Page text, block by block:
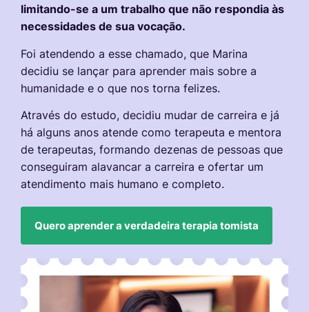
limitando-se a um trabalho que não respondia às
necessidades de sua vocação.
Foi atendendo a esse chamado, que Marina
decidiu se lançar para aprender mais sobre a
humanidade e o que nos torna felizes.
Através do estudo, decidiu mudar de carreira e já
há alguns anos atende como terapeuta e mentora
de terapeutas, formando dezenas de pessoas que
conseguiram alavancar a carreira e ofertar um
atendimento mais humano e completo.
Quero aprender a verdadeira terapia tomista